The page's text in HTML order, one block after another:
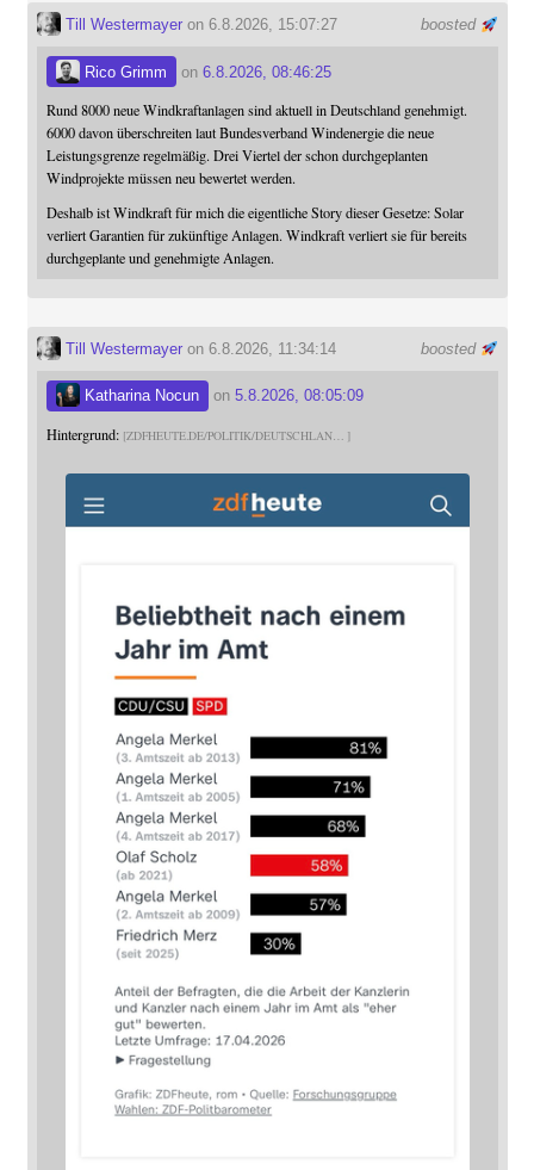
boosted
Till Westermayeron 6.8.2026, 15:07:27
Rico Grimm on 6.8.2026, 08:46:25
Rund 8000 neue Windkraftanlagen sind aktuell in Deutschland genehmigt.
6000 davon überschreiten laut Bundesverband Windenergie die neue
Leistungsgrenze regelmäßig. Drei Viertel der schon durchgeplanten
Windprojekte müssen neu bewertet werden.
Deshalb ist Windkraft für mich die eigentliche Story dieser Gesetze: Solar
verliert Garantien für zukünftige Anlagen. Windkraft verliert sie für bereits
durchgeplante und genehmigte Anlagen.
boosted
Till Westermayeron 6.8.2026, 11:34:14
Katharina Nocun on 5.8.2026, 08:05:09
Hintergrund: ZDFHEUTE.DE/POLITIK/DEUTSCHLAN